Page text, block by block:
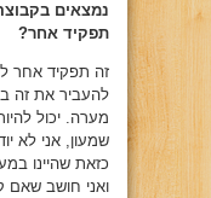
נמצאים
תפקיד אחר?
זה תפקיד אחר
להעביר את זה
מערה. יכול
שמעון, אני לא
כזאת שהיינו
ואני חושב